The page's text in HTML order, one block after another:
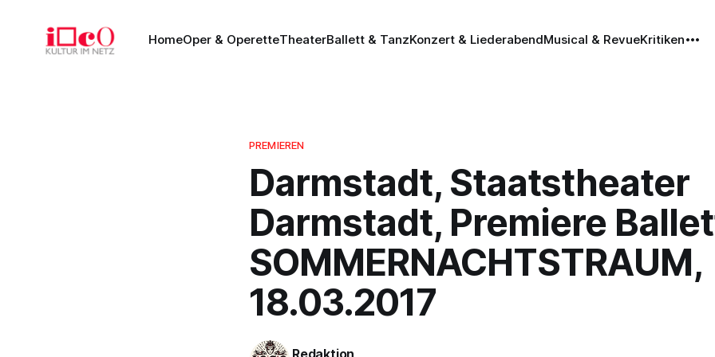
HomeOper & OperetteTheaterBallett & TanzKonzert & LiederabendMusical & RevueKritiken
PREMIEREN
Darmstadt, Staatstheater
Darmstadt, Premiere
SOMMERNACHTSTRAUM,
18.03.2017
Redaktion